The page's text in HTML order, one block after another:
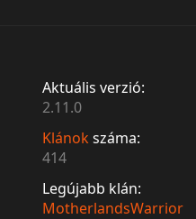
Aktuális verzió:
2.11.0
Klánokszáma:
414
Legújabb klán:
MotherlandsWarrior